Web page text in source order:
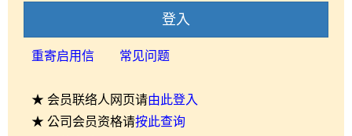
登入
重寄启用信 常见问题
★ 会员联络人网页请由此登入
★ 公司会员资格请按此查询